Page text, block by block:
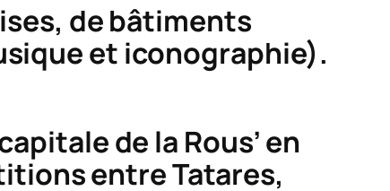
de bâtiments
et iconographie).
de la Rous’en
entre Tatares,